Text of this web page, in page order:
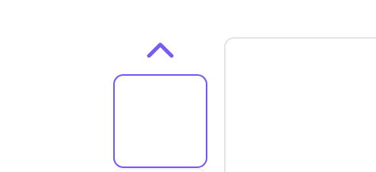
Zur Produktbeschreibung springen